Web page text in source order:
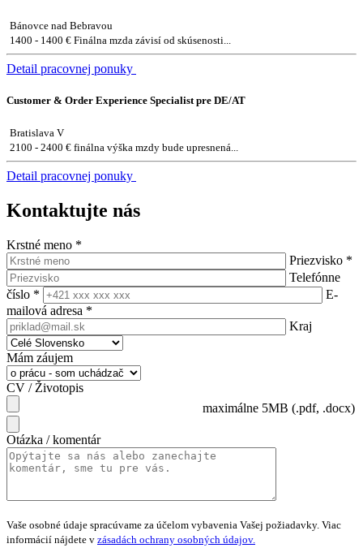
Bánovce nad Bebravou
1400 - 1400 € Finálna mzda závisí od skúsenosti...
Detail pracovnej ponuky
Customer & Order Experience Specialist pre DE/AT
Bratislava V
2100 - 2400 € finálna výška mzdy bude upresnená...
Detail pracovnej ponuky
Kontaktujte nás
Krstné meno *
Priezvisko *
Telefónne
číslo *
E-
mailová adresa *
Kraj
Mám záujem
CV / Životopis
maximálne 5MB (.pdf, .docx)
Otázka / komentár
Vaše osobné údaje spracúvame za účelom vybavenia Vašej požiadavky. Viac
informácií nájdete v zásadách ochrany osobných údajov.